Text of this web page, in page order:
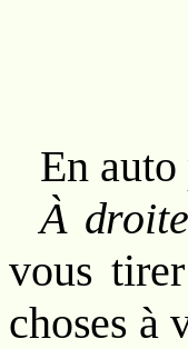
En auto
À droite
vous
choses à